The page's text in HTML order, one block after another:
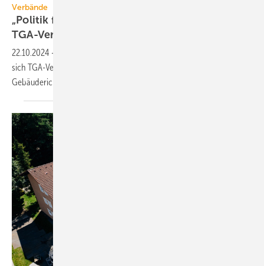
Verbände
„Politik fragt Wirtschaft“ – 6. EnergyTalk der
TGA-Verbände
22.10.2024 -
sich TGA-Verbände mit Politikern über die Umsetzung der EU-
Gebäuderichtlinie